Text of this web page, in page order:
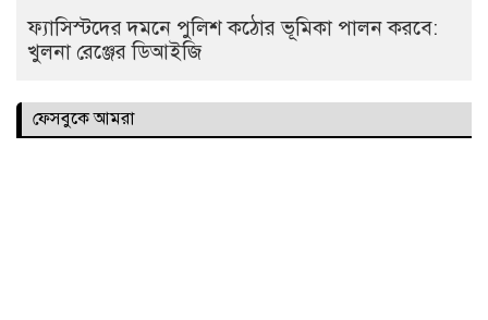
ফ্যাসিস্টদের দমনে পুলিশ কঠোর ভূমিকা পালন করবে:
খুলনা রেঞ্জের ডিআইজি
ফেসবুকে আমরা